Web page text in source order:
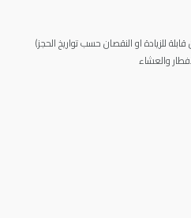
للزيادة او النقصان حسب تواريخ الحجز)